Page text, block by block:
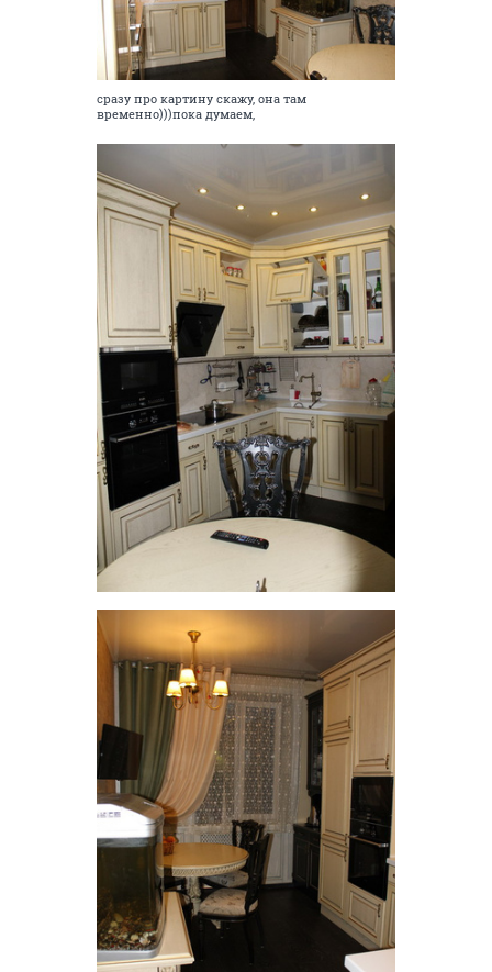
сразу про картину скажу, она там
временно)))пока думаем,